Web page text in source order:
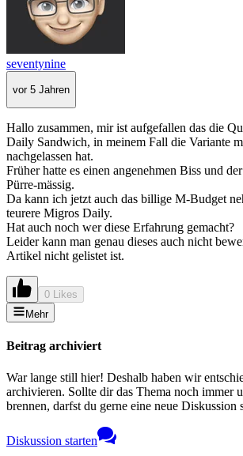
seventynine
vor 5 Jahren
Hallo zusammen, mir ist aufgefallen das die
Daily Sandwich, in meinem Fall die Variante
nachgelassen hat.
Früher hatte es einen angenehmen Biss und
Pürre-mässig.
Da kann ich jetzt auch das billige M-Budget
teurere Migros Daily.
Hat auch noch wer diese Erfahrung gemacht?
Leider kann man genau dieses auch nicht
Artikel nicht gelistet ist.
0 Likes
Mehr
Beitrag archiviert
War lange still hier! Deshalb haben wir
archivieren. Sollte dir das Thema noch immer
brennen, darfst du gerne eine neue Diskussion
Diskussion starten